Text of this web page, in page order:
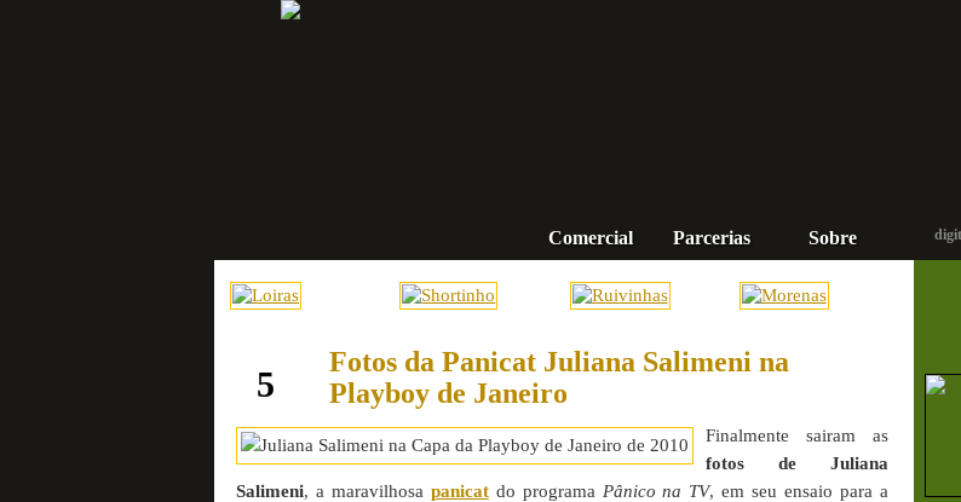
Sobre
Parcerias
Comercial
5
Fotos da Panicat Juliana Salimeni na
Playboy de Janeiro
Finalmente sairam as
fotos de Juliana
Salimeni, a maravilhosa panicatdo programa Pânico na TV, em seu ensaio para a